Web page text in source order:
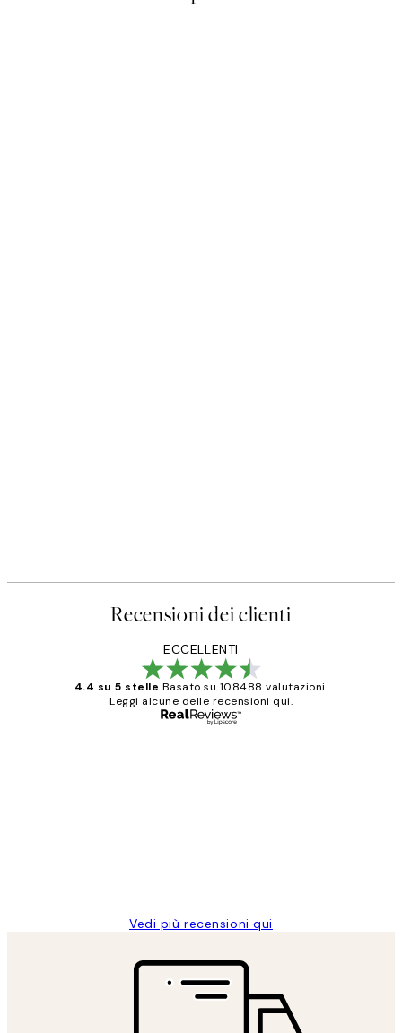
Recensioni dei clienti
ECCELLENTI
4.4 su 5 stelle Basato su 108488 valutazioni.
Leggi alcune delle recensioni qui.
Vedi più recensioni qui